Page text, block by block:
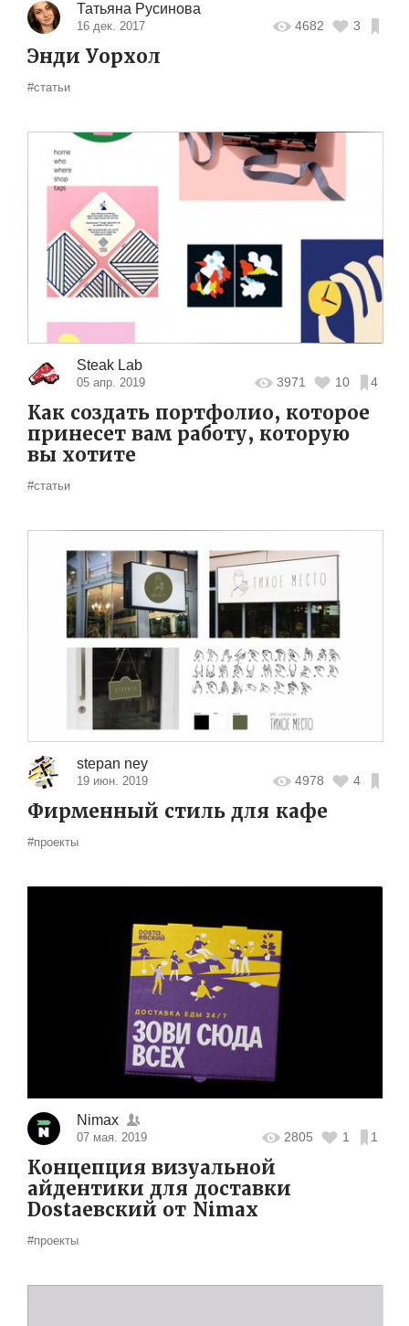
Татьяна Русинова
16 дек. 2017 4682 3
Энди Уорхол
#статьи
Steak Lab
05 апр. 2019 3971 10 4
Как создать портфолио, которое
принесет вам работу, которую
вы хотите
#статьи
stepan ney
19 июн. 2019 4978 4
Фирменный стиль для кафе
#проекты
Nimax
07 мая. 2019 2805 1 1
Концепция визуальной
айдентики для доставки
Dostaевский от Nimax
#проекты